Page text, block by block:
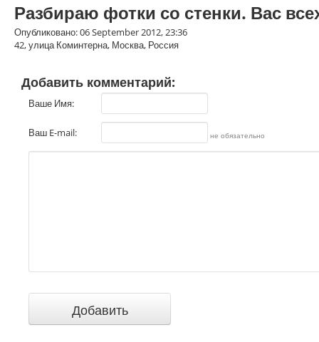
Разбираю фотки со стенки. Вас
Опубликовано: 06 September 2012, 23:36
42, улица Коминтерна, Москва, Россия
Добавить комментарий:
Ваше Имя:
Ваш E-mail: не обязательно